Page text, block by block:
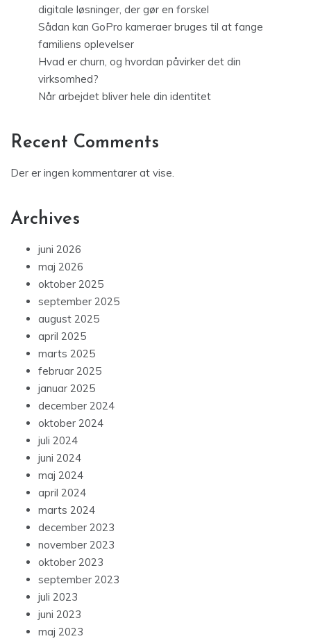
digitale løsninger, der gør en forskel
Sådan kan GoPro kameraer bruges til at fange
familiens oplevelser
Hvad er churn, og hvordan påvirker det din
virksomhed?
Når arbejdet bliver hele din identitet
Recent Comments
Der er ingen kommentarer at vise.
Archives
juni 2026
maj 2026
oktober 2025
september 2025
august 2025
april 2025
marts 2025
februar 2025
januar 2025
december 2024
oktober 2024
juli 2024
juni 2024
maj 2024
april 2024
marts 2024
december 2023
november 2023
oktober 2023
september 2023
juli 2023
juni 2023
maj 2023